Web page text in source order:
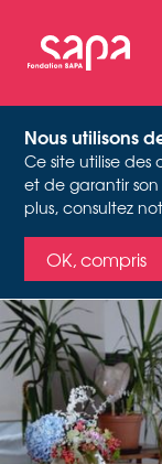
Nous utilisons
Ce site utilise des
et de garantir
plus, consultez
OK, compris
Vidéo
Activité
Danseuse,
scénographe